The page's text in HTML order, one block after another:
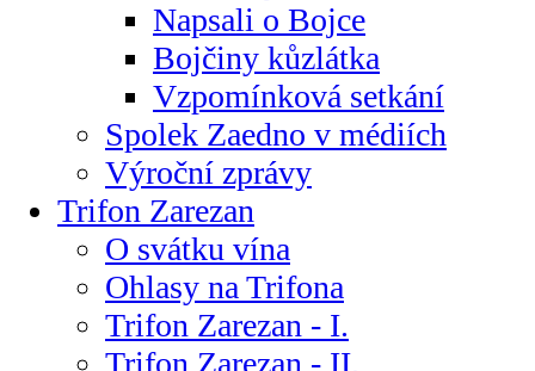
Napsali o Bojce
Bojčiny kůzlátka
Vzpomínková setkání
Spolek Zaedno v médiích
Výroční zprávy
Trifon Zarezan
O svátku vína
Ohlasy na Trifona
Trifon Zarezan - I.